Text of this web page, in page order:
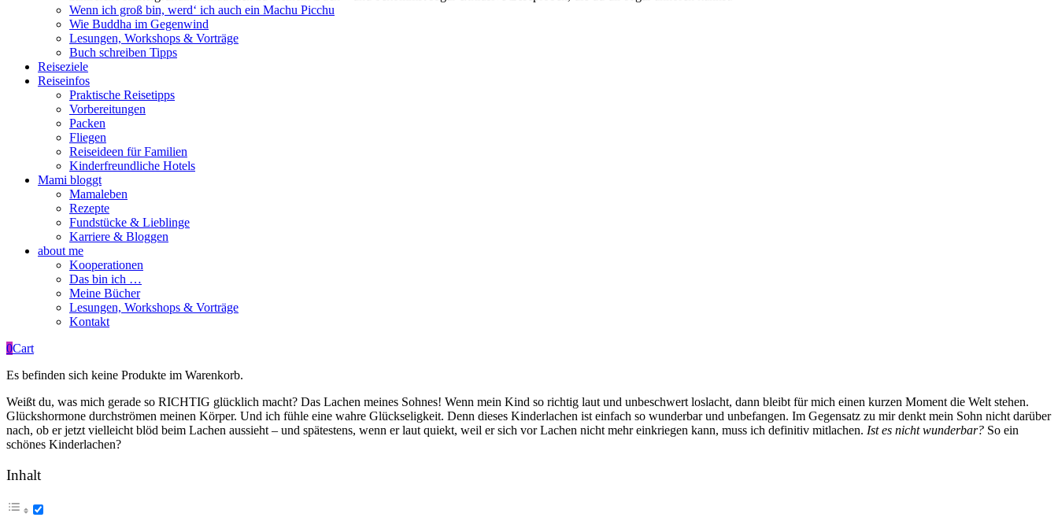
Wenn ich groß bin, werd‘ ich auch ein Machu Picchu
Wie Buddha im Gegenwind
Lesungen, Workshops & Vorträge
Buch schreiben Tipps
Reiseziele
Reiseinfos
Praktische Reisetipps
Vorbereitungen
Packen
Fliegen
Reiseideen für Familien
Kinderfreundliche Hotels
Mami bloggt
Mamaleben
Rezepte
Fundstücke & Lieblinge
Karriere & Bloggen
about me
Kooperationen
Das bin ich …
Meine Bücher
Lesungen, Workshops & Vorträge
Kontakt
0Cart
Es befinden sich keine Produkte im Warenkorb.
Weißt du, was mich gerade so RICHTIG glücklich macht? Das Lachen meines Sohnes! Wenn mein Kind so richtig laut und unbeschwert loslacht, dann bleibt für mich einen kurzen Moment die Welt stehen.
Glückshormone durchströmen meinen Körper. Und ich fühle eine wahre Glückseligkeit. Denn dieses Kinderlachen ist einfach so wunderbar und unbefangen. Im Gegensatz zu mir denkt mein Sohn nicht darüber
nach, ob er jetzt vielleicht blöd beim Lachen aussieht – und spätestens, wenn er laut quiekt, weil er sich vor Lachen nicht mehr einkriegen kann, muss ich definitiv mitlachen. Ist es nicht wunderbar? So ein
schönes Kinderlachen?
Inhalt